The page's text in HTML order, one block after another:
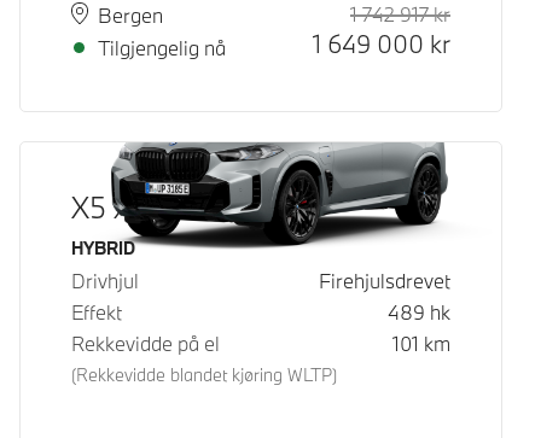
PlassBergen
Leveringstid
Tilgjengelig nå
1 742 917kr
1 649 000 kr
X5 xDrive50e
Drivstoff
HYBRID
Drivhjul
Firehjulsdrevet
Effekt
489 hk
Rekkevidde på el
(Rekkevidde blandet kjøring WLTP)
101 km